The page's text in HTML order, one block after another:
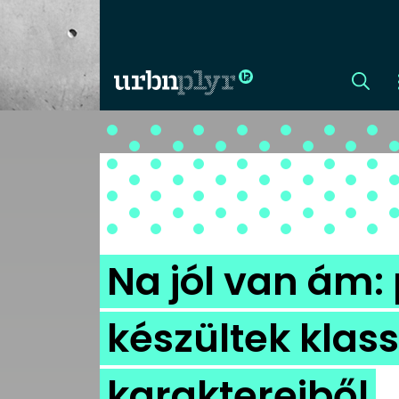
CÍMLAP
DIZÁJN
DIVAT
HIP
KULT
Na jól van
készültek